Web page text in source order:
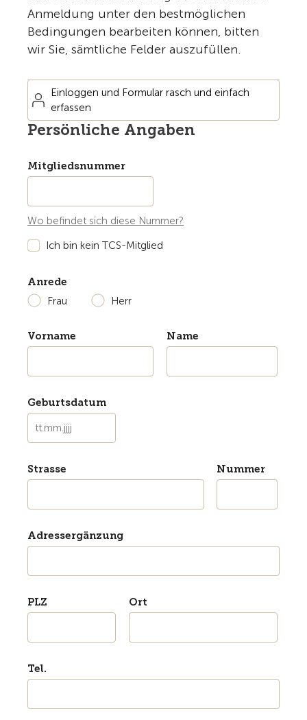
Anmeldung unter den bestmöglichen
Bedingungen bearbeiten können, bitten
wir Sie, sämtliche Felder auszufüllen.
Einloggen und Formular rasch und einfach
erfassen
Persönliche Angaben
Mitgliedsnummer
Wo befindet sich diese Nummer?
Ich bin kein TCS-Mitglied
Anrede
Frau
Herr
Vorname Name
Geburtsdatum
Strasse Nummer
Adressergänzung
PLZ Ort
Tel.